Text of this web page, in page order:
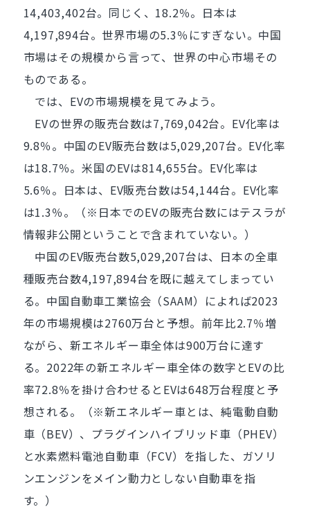
14,403,402台。同じく、18.2％。日本は
4,197,894台。世界市場の5.3％にすぎない。中国
市場はその規模から言って、世界の中心市場その
ものである。
では、EVの市場規模を見てみよう。
EVの世界の販売台数は7,769,042台。EV化率は
9.8％。中国のEV販売台数は5,029,207台。EV化率
は18.7％。米国のEVは814,655台。EV化率は
5.6％。日本は、EV販売台数は54,144台。EV化率
は1.3％。（※日本でのEVの販売台数にはテスラが
情報非公開ということで含まれていない。）
中国のEV販売台数5,029,207台は、日本の全車
種販売台数4,197,894台を既に越えてしまってい
る。中国自動車工業協会（SAAM）によれば2023
年の市場規模は2760万台と予想。前年比2.7％増
ながら、新エネルギー車全体は900万台に達す
る。2022年の新エネルギー車全体の数字とEVの比
率72.8％を掛け合わせるとEVは648万台程度と予
想される。（※新エネルギー車とは、純電動自動
車（BEV）、プラグインハイブリッド車（PHEV）
と水素燃料電池自動車（FCV）を指した、ガソリ
ンエンジンをメイン動力としない自動車を指
す。）